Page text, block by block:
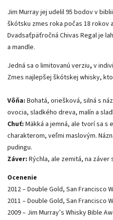
Jim Murray jej udelil 95 bodov v
škótsku zmes roka počas 18 rokov
Dvadsaťpäťročná Chivas Regal je
a mandle.
Jedná sa o limitovanú verziu, v
Zmes najlepšej škótskej whisky,
Vôňa: Bohatá, oriešková, silná s
ovocia, sladkého dreva, malín a
Chuť: Mäkká a jemná, ale tvorí sa s
charakterom, veľmi maslovým.
pudingu.
Záver: Rýchla, ale zemitá, na
Ocenenie
2012 – Double Gold, San Francisco
2011 – Double Gold, San Francisco
2009 – Jim Murray’s Whisky Bible